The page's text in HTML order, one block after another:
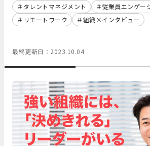
タレントマネジメント
従業員エンゲー
リモートワーク
組織×インタビュー
最終更新日： 2023.10.04